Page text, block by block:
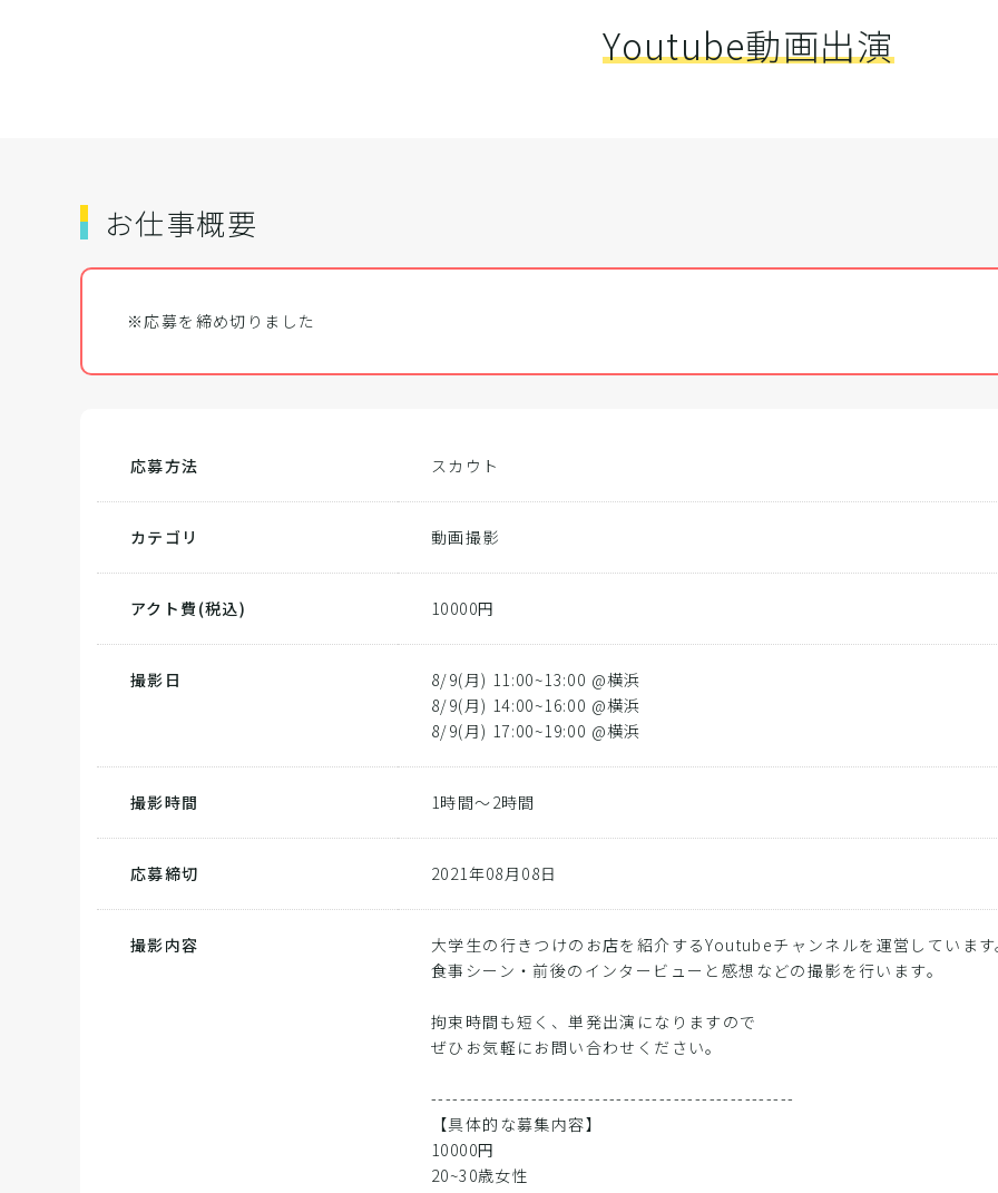
Youtube動画出演
お仕事概要
※応募を締め切りました
応募方法 スカウト
カテゴリ 動画撮影
アクト費(税込) 10000円
撮影日
8/9(月) 11:00~13:00 @横浜
8/9(月) 14:00~16:00 @横浜
8/9(月) 17:00~19:00 @横浜
撮影時間 1時間～2時間
応募締切 2021年08月08日
撮影内容
大学生の行きつけのお店を紹介するYoutubeチャンネルを運営していま
食事シーン・前後のインタービューと感想などの撮影を行います。
拘束時間も短く、単発出演になりますので
ぜひお気軽にお問い合わせください。
---------------------------------------------------
【具体的な募集内容】
10000円
20~30歳女性